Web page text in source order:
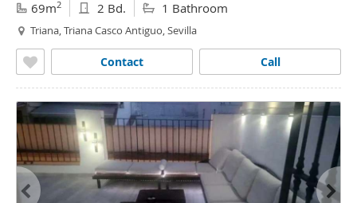
69m2 2 Bd. 1 Bathroom
Triana, Triana Casco Antiguo, Sevilla
Call
Contact